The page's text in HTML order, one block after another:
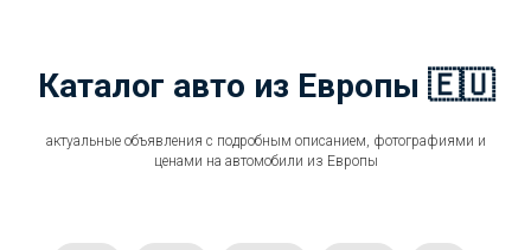
Каталог авто из Европы 🇪🇺
актуальные объявления с подробным описанием, фотографиями и
ценами на автомобили из Европы